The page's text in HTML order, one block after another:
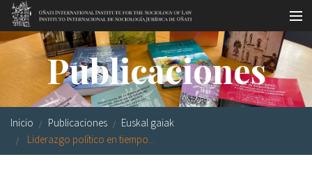
Pasar al contenido principal
Master oficial
Workshops
Visitas
Biblioteca
Publicaciones
Inicio Publicaciones
Euskal gaiak
Liderazgo político en tiempo...